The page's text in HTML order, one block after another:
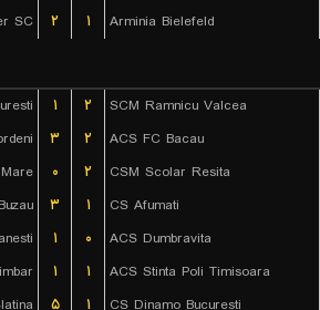
SC
۲ ۱ Arminia Bielefeld
۱ ۲
SCM Ramnicu Valcea
۳ ۲
ACS FC Bacau
۰ ۲
CSM Scolar Resita
۳ ۱
CS Afumati
۱ ۰
ACS Dumbravita
۱ ۱
ACS Stinta Poli Timisoara
۵ ۱
CS Dinamo Bucuresti